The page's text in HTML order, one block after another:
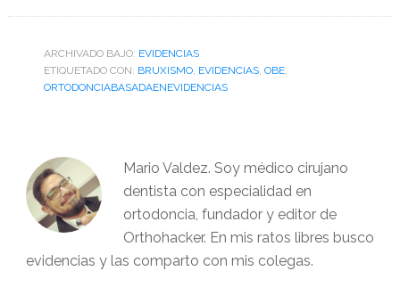
ARCHIVADO BAJO: EVIDENCIAS
ETIQUETADO CON: BRUXISMO, EVIDENCIAS, OBE,
ORTODONCIABASADAENEVIDENCIAS
Mario Valdez. Soy médico cirujano
dentista con especialidad en
ortodoncia, fundador y editor de
Orthohacker. En mis ratos libres busco
evidencias y las comparto con mis colegas.